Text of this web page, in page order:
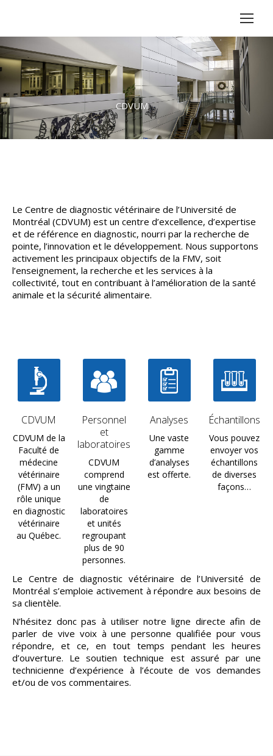
CDVUM
Le Centre de diagnostic vétérinaire de l’Université de
Montréal (CDVUM) est un centre d’excellence, d’expertise
et de référence en diagnostic, nourri par la recherche de
pointe, l’innovation et le développement. Nous supportons
activement les principaux objectifs de la FMV, soit
l’enseignement, la recherche et les services à la
collectivité, tout en contribuant à l’amélioration de la santé
animale et la sécurité alimentaire.
CDVUM
CDVUM de la
Faculté de
médecine
vétérinaire
(FMV) a un
rôle unique
en diagnostic
vétérinaire
au Québec.
Personnel
et
laboratoires
CDVUM
comprend
une vingtaine
de
laboratoires
et unités
regroupant
plus de 90
personnes.
Analyses
Une vaste
gamme
d’analyses
est offerte.
Échantillons
Vous pouvez
envoyer vos
échantillons
de diverses
façons…
Le Centre de diagnostic vétérinaire de l’Université de
Montréal s’emploie activement à répondre aux besoins de
sa clientèle.
N’hésitez donc pas à utiliser notre ligne directe afin de
parler de vive voix à une personne qualifiée pour vous
répondre, et ce, en tout temps pendant les heures
d’ouverture. Le soutien technique est assuré par une
technicienne d’expérience à l’écoute de vos demandes
et/ou de vos commentaires.